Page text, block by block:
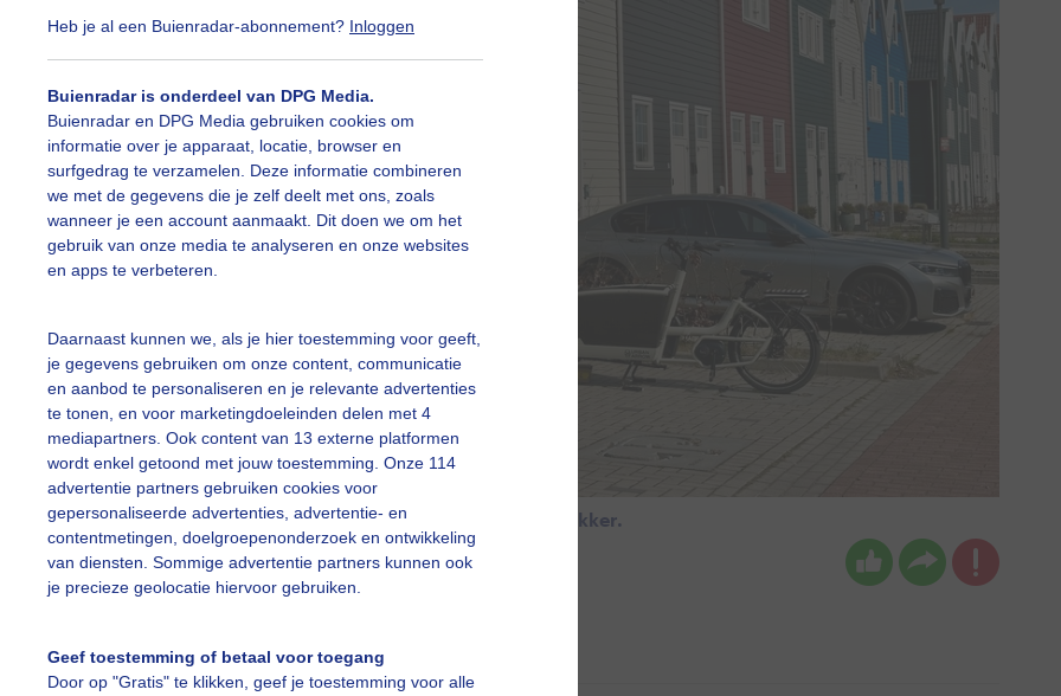
Heb je al een Buienradar-abonnement? Inloggen
Buienradar is onderdeel van DPG Media.
Buienradar en DPG Media gebruiken cookies om
informatie over je apparaat, locatie, browser en
surfgedrag te verzamelen. Deze informatie combineren
we met de gegevens die je zelf deelt met ons, zoals
wanneer je een account aanmaakt. Dit doen we om het
gebruik van onze media te analyseren en onze websites
en apps te verbeteren.
Daarnaast kunnen we, als je hier toestemming voor geeft,
je gegevens gebruiken om onze content, communicatie
en aanbod te personaliseren en je relevante advertenties
te tonen, en voor marketingdoeleinden delen met 4
mediapartners. Ook content van 13 externe platformen
wordt enkel getoond met jouw toestemming. Onze 114
advertentie partners gebruiken cookies voor
gepersonaliseerde advertenties, advertentie- en
contentmetingen, doelgroepenonderzoek en ontwikkeling
van diensten. Sommige advertentie partners kunnen ook
je precieze geolocatie hiervoor gebruiken.
Geef toestemming of betaal voor toegang
Door op "Gratis" te klikken, geef je toestemming voor alle
van het prachtige lenteweer rond half 5. De was droogt lekker.
Erica van Leeuwen-de Bruijn Gemaakt: 08-04-2025, 44x bekeken
Klikhierom dit aan te passen